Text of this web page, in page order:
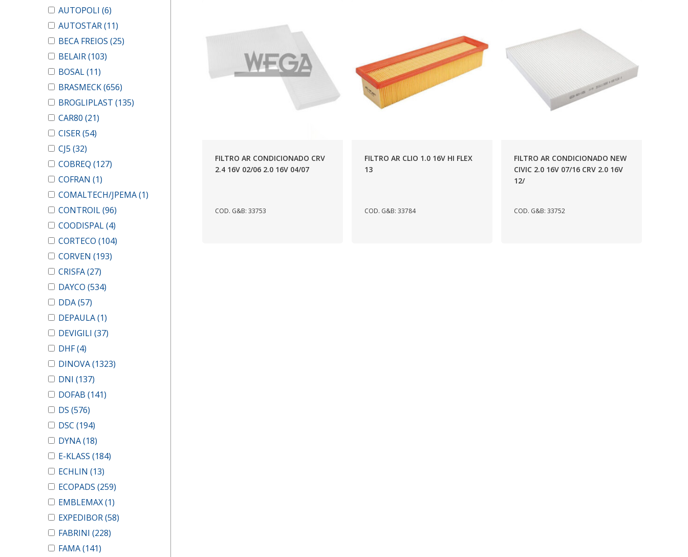
AUTOPOLI (6)
AUTOSTAR(11)
BECA FREIOS (25)
BELAIR(103)
BOSAL(11)
BRASMECK(656)
BROGLIPLAST (135)
CAR80 (21)
CISER(54)
CJ5 (32)
COBREQ (127)
COFRAN (1)
COMALTECH/JPEMA(1)
CONTROIL(96)
COODISPAL(4)
CORTECO (104)
CORVEN (193)
CRISFA(27)
DAYCO (534)
DDA(57)
DEPAULA(1)
DEVIGILI (37)
DHF(4)
DINOVA(1323)
DNI (137)
DOFAB (141)
DS (576)
DSC (194)
DYNA(18)
E-KLASS (184)
ECHLIN (13)
ECOPADS (259)
EMBLEMAX(1)
EXPEDIBOR(58)
FABRINI (228)
FAMA(141)
FILTRO AR CONDICIONADO CRV
2.4 16V 02/06 2.0 16V 04/07
COD. G&B: 33753
FILTRO AR CLIO 1.0 16V HI FLEX
13
COD. G&B: 33784
FILTRO AR CONDICIONADO NEW
CIVIC 2.0 16V 07/16 CRV 2.0 16V
12/
COD. G&B: 33752